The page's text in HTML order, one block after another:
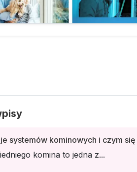
systemów kominowych i czym
komina to jedna z...